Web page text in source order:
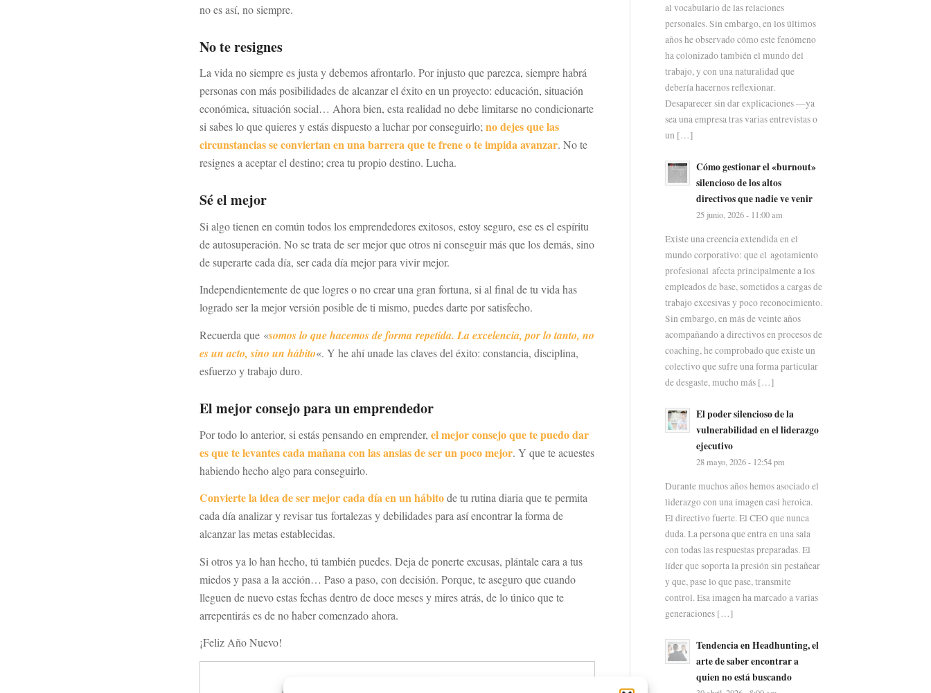
no es así, no siempre.
No te resignes
La vida no siempre es justa y debemos afrontarlo. Por injusto que parezca, siempre habrá
personas con más posibilidades de alcanzar el éxito en un proyecto: educación, situación
económica, situación social… Ahora bien, esta realidad no debe limitarse no condicionarte
si sabes lo que quieres y estás dispuesto a luchar por conseguirlo; no dejes que las
circunstancias se conviertan en una barrera que te frene o te impida avanzar. No te
resignes a aceptar el destino; crea tu propio destino. Lucha.
Sé el mejor
Si algo tienen en común todos los emprendedores exitosos, estoy seguro, ese es el espíritu
de autosuperación. No se trata de ser mejor que otros ni conseguir más que los demás, sino
de superarte cada día, ser cada día mejor para vivir mejor.
Independientemente de que logres o no crear una gran fortuna, si al final de tu vida has
logrado ser la mejor versión posible de ti mismo, puedes darte por satisfecho.
Recuerda que «somos lo que hacemos de forma repetida. La excelencia, por lo tanto, no
es un acto, sino un hábito«. Y he ahí unade las claves del éxito: constancia, disciplina,
esfuerzo y trabajo duro.
El mejor consejo para un emprendedor
Por todo lo anterior, si estás pensando en emprender, el mejor consejo que te puedo dar
es que te levantes cada mañana con las ansias de ser un poco mejor. Y que te acuestes
habiendo hecho algo para conseguirlo.
Convierte la idea de ser mejor cada día en un hábitode tu rutina diaria que te permita
cada día analizar y revisar tus fortalezas y debilidades para así encontrar la forma de
alcanzar las metas establecidas.
Si otros ya lo han hecho, tú también puedes. Deja de ponerte excusas, plántale cara a tus
miedos y pasa a la acción… Paso a paso, con decisión. Porque, te aseguro que cuando
lleguen de nuevo estas fechas dentro de doce meses y mires atrás, de lo único que te
arrepentirás es de no haber comenzado ahora.
¡Feliz Año Nuevo!
al vocabulario de las relaciones
personales. Sin embargo, en los últimos
años he observado cómo este fenómeno
ha colonizado también el mundo del
trabajo, y con una naturalidad que
debería hacernos reflexionar.
Desaparecer sin dar explicaciones —ya
sea una empresa tras varias entrevistas o
un […]
Cómo gestionar el «burnout»
silencioso de los altos
directivos que nadie ve venir
25 junio, 2026 - 11:00 am
Existe una creencia extendida en el
mundo corporativo: que el agotamiento
profesional afecta principalmente a los
empleados de base, sometidos a cargas de
trabajo excesivas y poco reconocimiento.
Sin embargo, en más de veinte años
acompañando a directivos en procesos de
coaching, he comprobado que existe un
colectivo que sufre una forma particular
de desgaste, mucho más […]
El poder silencioso de la
vulnerabilidad en el liderazgo
ejecutivo
28 mayo, 2026 - 12:54 pm
Durante muchos años hemos asociado el
liderazgo con una imagen casi heroica.
El directivo fuerte. El CEO que nunca
duda. La persona que entra en una sala
con todas las respuestas preparadas. El
líder que soporta la presión sin pestañear
y que, pase lo que pase, transmite
control. Esa imagen ha marcado a varias
generaciones […]
Tendencia en Headhunting, el
arte de saber encontrar a
quien no está buscando